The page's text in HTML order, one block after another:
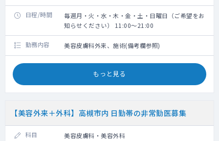
日程/時間
毎週月・火・水・木・金・土・日曜日（ご希望をお
知らせください） 11:00～21:00
勤務内容 美容皮膚科外来、施術(備考欄参照)
もっと見る
【美容外来＋外科】高槻市内 日勤帯の非常勤医募集
科目 美容皮膚科・美容外科